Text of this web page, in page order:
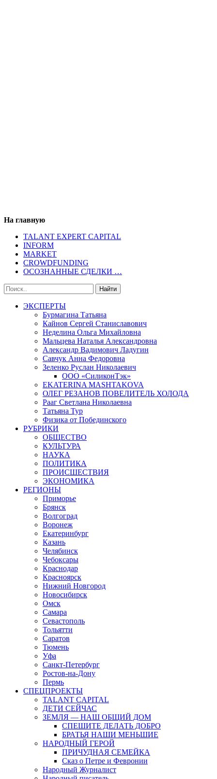
На главную
TALANT EXPERT CAPITAL
INFORM
MARKET
CROWDFUNDING
ОСОЗНАННЫЕ СДЕЛКИ …
ЭКСПЕРТЫ
Бурмагина Татьяна
Кайнов Сергей Станиславович
Неделина Ольга Михайловна
Мальцева Наталья Александровна
Александр Вадимович Ладугин
Савчук Анна Федоровна
Зеленко Руслан Николаевич
ООО «СиликонТэк»
EKATERINA MASHTAKOVA
ОЛЕГ РЕЗАНОВ ПОВЕЛИТЕЛЬ ХОЛОДА
Рааг Светлана Николаевна
Татьяна Тур
Физика от Побединского
РУБРИКИ
ОБЩЕСТВО
КУЛЬТУРА
НАУКА
ПОЛИТИКА
ПРОИСШЕСТВИЯ
ЭКОНОМИКА
РЕГИОНЫ
Приморье
Брянск
Волгоград
Воронеж
Екатеринбург
Казань
Челябинск
Чебоксары
Краснодар
Красноярск
Нижний Новгород
Новосибирск
Омск
Самара
Севастополь
Тольятти
Саратов
Тюмень
Уфа
Санкт-Петербург
Ростов-на-Дону
Пермь
СПЕЦПРОЕКТЫ
TALANT CAPITAL
ДЕТИ СЕЙЧАС
ЗЕМЛЯ — НАШ ОБЩИЙ ДОМ
СПЕШИТЕ ДЕЛАТЬ ДОБРО
БРАТЬЯ НАШИ МЕНЬШИЕ
НАРОДНЫЙ ГЕРОЙ
ПРИЧУДНАЯ СЕМЕЙКА
Сказ о Петре и Февронии
Народный Журналист